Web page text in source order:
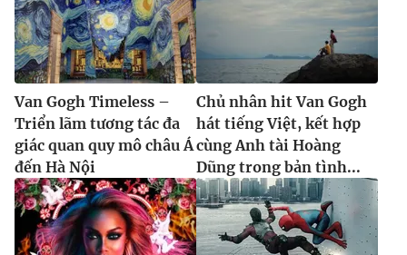
Van Gogh Timeless –
Triển lãm tương tác đa
giác quan quy mô châu Á
đến Hà Nội
Chủ nhân hit Van Gogh
hát tiếng Việt, kết hợp
cùng Anh tài Hoàng
Dũng trong bản tình...